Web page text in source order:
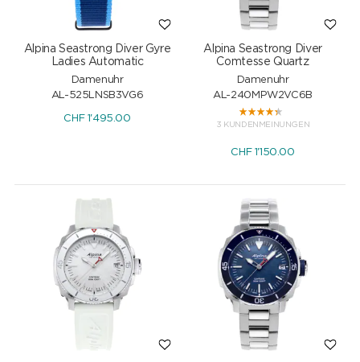
Alpina Seastrong Diver Gyre
Ladies Automatic
Damenuhr
AL-525LNSB3VG6
CHF1'495.00
Alpina Seastrong Diver
Comtesse Quartz
Damenuhr
AL-240MPW2VC6B
3 KUNDENMEINUNGEN
CHF1'150.00